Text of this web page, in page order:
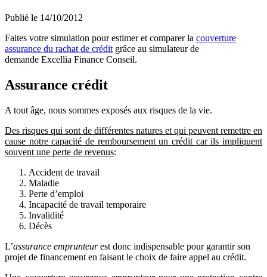
Publié le 14/10/2012
Faites votre simulation pour estimer et comparer la couverture
assurance du rachat de crédit grâce au simulateur de
demande Excellia Finance Conseil.
Assurance crédit
A tout âge, nous sommes exposés aux risques de la vie.
Des risques qui sont de différentes natures et qui peuvent remettre en
cause notre capacité de remboursement un crédit car ils impliquent
souvent une perte de revenus:
Accident de travail
Maladie
Perte d’emploi
Incapacité de travail temporaire
Invalidité
Décès
L’assurance emprunteurest donc indispensable pour garantir son
projet de financement en faisant le choix de faire appel au crédit.